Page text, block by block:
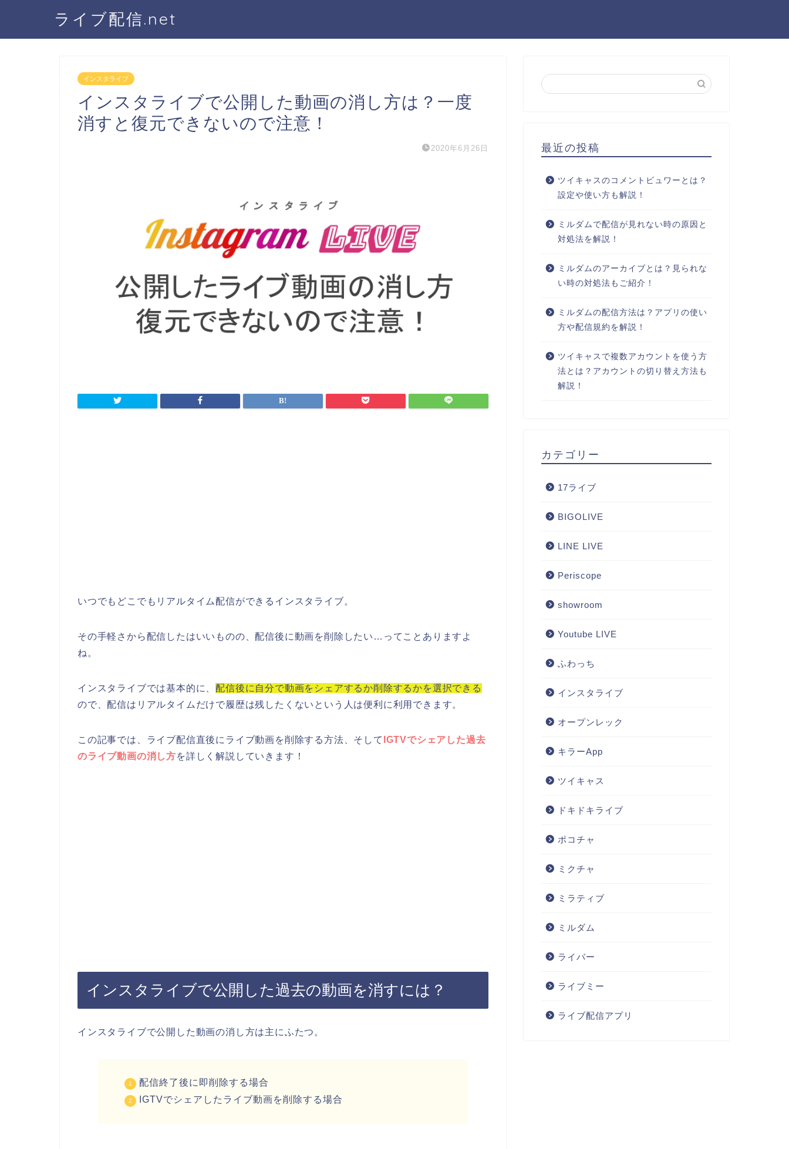
ライブ配信.net
インスタライブ
インスタライブで公開した動画の消し方は？一度
消すと復元できないので注意！
2020年6月26日
いつでもどこでもリアルタイム配信ができるインスタライブ。
その手軽さから配信したはいいものの、配信後に動画を削除したい…ってことありますよ
ね。
インスタライブでは基本的に、 配信後に自分で動画をシェアするか削除するかを選択できる
ので、配信はリアルタイムだけで履歴は残したくないという人は便利に利用できます。
この記事では、ライブ配信直後にライブ動画を削除する方法、そして IGTVでシェアした過去
のライブ動画の消し方を詳しく解説していきます！
インスタライブで公開した過去の動画を消すには？
インスタライブで公開した動画の消し方は主にふたつ。
配信終了後に即削除する場合
IGTVでシェアしたライブ動画を削除する場合
最近の投稿
ツイキャスのコメントビュワーとは？
設定や使い方も解説！
ミルダムで配信が見れない時の原因と
対処法を解説！
ミルダムのアーカイブとは？見られな
い時の対処法もご紹介！
ミルダムの配信方法は？アプリの使い
方や配信規約を解説！
ツイキャスで複数アカウントを使う方
法とは？アカウントの切り替え方法も
解説！
カテゴリー
17ライブ
BIGOLIVE
LINE LIVE
Periscope
showroom
Youtube LIVE
ふわっち
インスタライブ
オープンレック
キラーApp
ツイキャス
ドキドキライブ
ポコチャ
ミクチャ
ミラティブ
ミルダム
ライバー
ライブミー
ライブ配信アプリ